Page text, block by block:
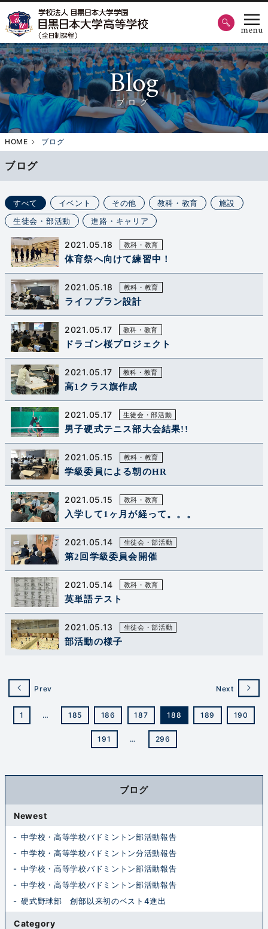
Blog
ブログ
HOME ブログ
ブログ
すべて イベント その他 教科・教育
施設
生徒会・部活動
進路・キャリア
2021.05.18 教科・教育
体育祭へ向けて練習中！
2021.05.18 教科・教育
ライフプラン設計
2021.05.17 教科・教育
ドラゴン桜プロジェクト
2021.05.17 教科・教育
高1クラス旗作成
2021.05.17 生徒会・部活動
男子硬式テニス部大会結果!!
2021.05.15 教科・教育
学級委員による朝のHR
2021.05.15 教科・教育
入学して1ヶ月が経って。。。
2021.05.14 生徒会・部活動
第2回学級委員会開催
2021.05.14 教科・教育
英単語テスト
2021.05.13 生徒会・部活動
部活動の様子
Prev
1 … 185 186 187 188 189 190
191 … 296
Next
ブログ
Newest
中学校・高等学校バドミントン部活動報告
中学校・高等学校バドミントン分活動報告
中学校・高等学校バドミントン部活動報告
中学校・高等学校バドミントン部活動報告
硬式野球部 創部以来初のベスト4進出
Category